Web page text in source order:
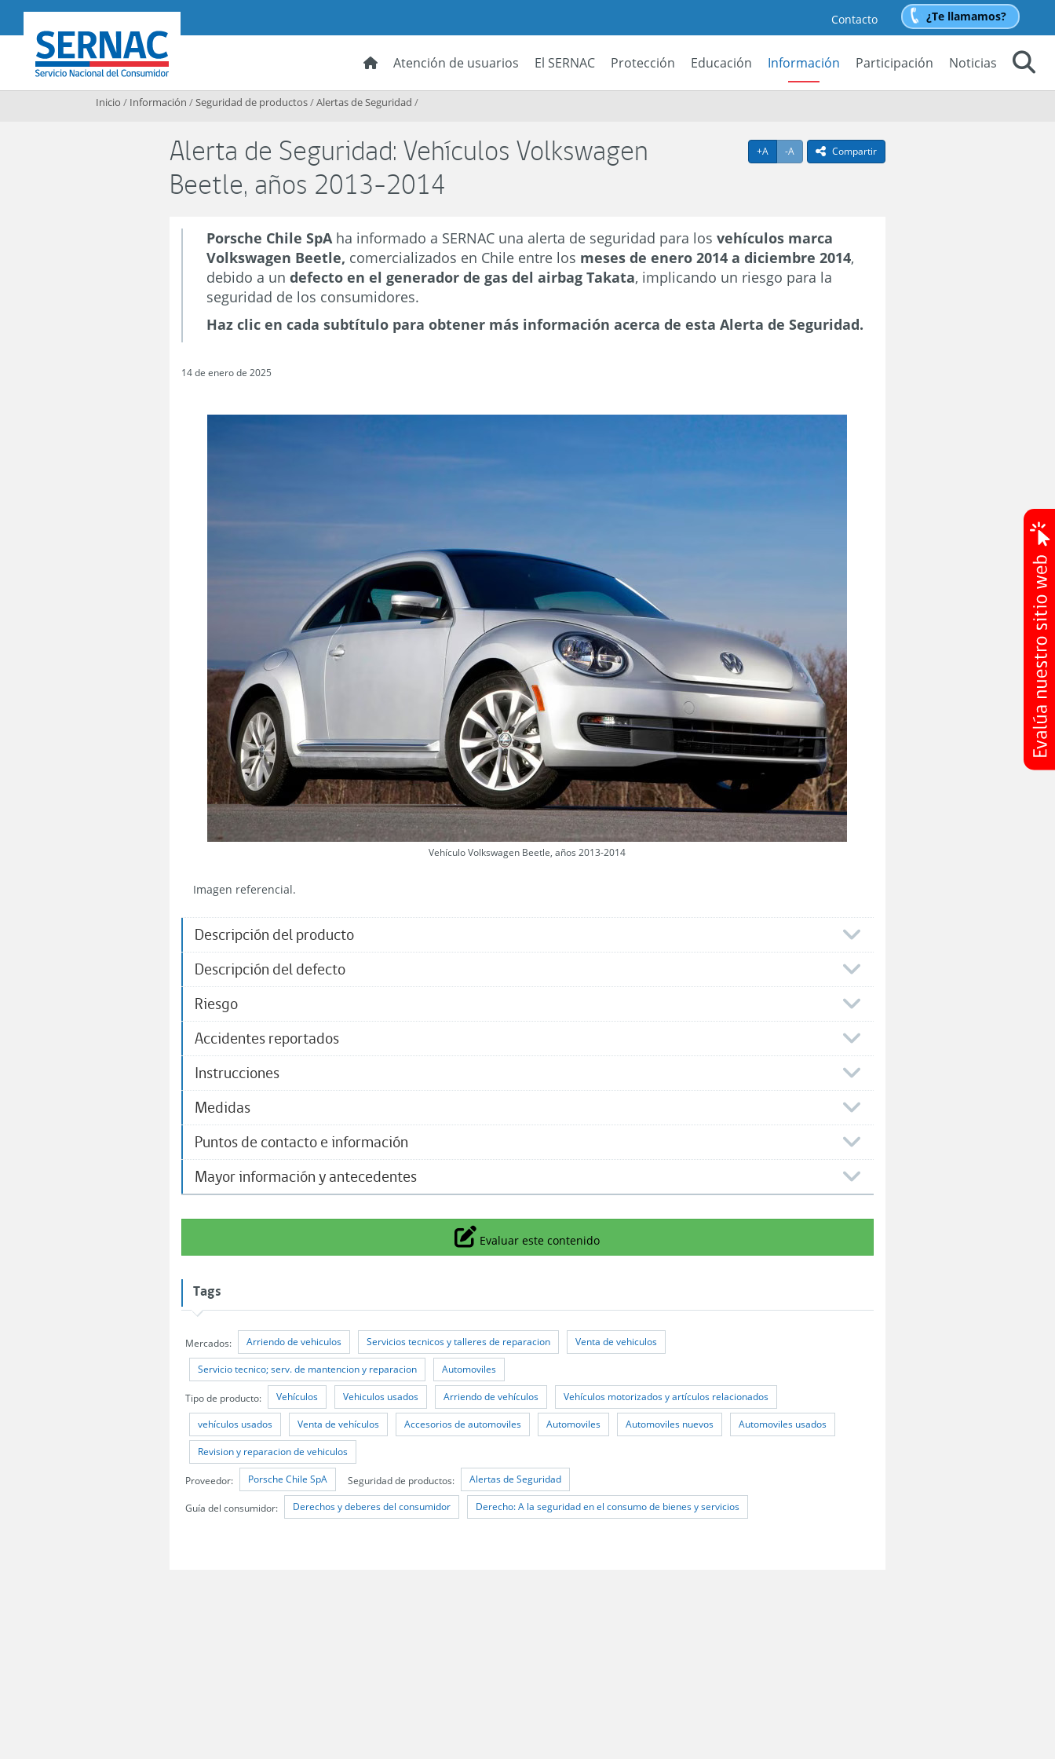
SERNAC
Contacto ¿Te llamamos?
Atención de usuarios El SERNAC Protección Educación Información Participación
Noticias
Inicio / Información /Seguridad de productos/Alertas de Seguridad /
+A Agrandar texto
-A Achicar textoicono compartir
Compartir
Alerta de Seguridad: Vehículos Volkswagen
Beetle, años 2013-2014
Porsche Chile SpA ha informado a SERNAC una alerta de seguridad para losvehículos marca
Volkswagen Beetle, comercializados en Chile entre los meses de enero 2014 a diciembre 2014,
debido a undefecto en el generador de gas del airbag Takata, implicando un riesgo para la
seguridad de los consumidores.
Haz clic en cada subtítulo para obtener más información acerca de esta Alerta de Seguridad.
14 de enero de 2025
Vehículo Volkswagen Beetle, años 2013-2014
Imagen referencial.
Descripción del producto
Descripción del defecto
Riesgo
Accidentes reportados
Instrucciones
Medidas
Puntos de contacto e información
Mayor información y antecedentes
Icono
Evaluar este contenido
Tags
Mercados: Arriendo de vehiculos Servicios tecnicos y talleres de reparacion Venta de vehiculos
Servicio tecnico; serv. de mantencion y reparacion Automoviles
Tipo de producto: Vehículos Vehiculos usados Arriendo de vehículos Vehículos motorizados y artículos relacionados
vehículos usados Venta de vehículos Accesorios de automoviles Automoviles Automoviles nuevos Automoviles usados
Revision y reparacion de vehiculos
Proveedor: Porsche Chile SpA Seguridad de productos: Alertas de Seguridad
Guía del consumidor: Derechos y deberes del consumidor Derecho: A la seguridad en el consumo de bienes y servicios